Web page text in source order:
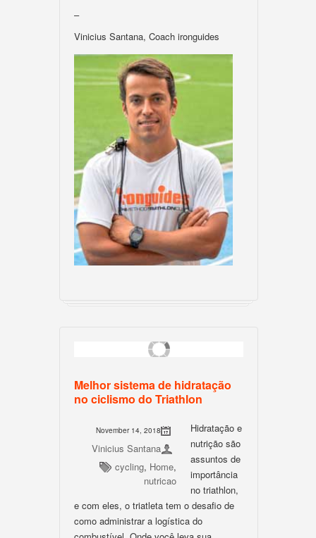
–
Vinicius Santana, Coach ironguides
Melhor sistema de hidratação
no ciclismo do Triathlon
November 14, 2018
Vinicius Santana
cycling, Home,
nutricao
Hidratação e
nutrição são
assuntos de
importância
no triathlon,
e com eles, o triatleta tem o desafio de
como administrar a logística do